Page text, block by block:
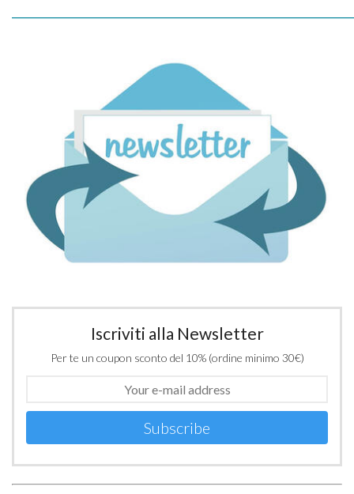
Iscriviti alla Newsletter
Per te un coupon sconto del 10% (ordine minimo 30€)
Subscribe